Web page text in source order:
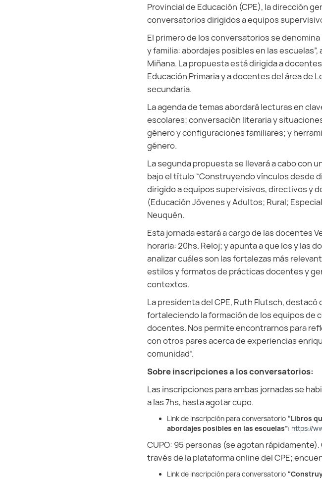
Provincial de Educación (CPE), la dirección
conversatorios dirigidos a equipos
El primero de los conversatorios se
y familia: abordajes posibles en las
Miñana. La propuesta está dirigida a
Educación Primaria y a docentes del área de
secundaria.
La agenda de temas abordará lecturas en
escolares; conversación literaria y
género y configuraciones familiares; y
género.
La segunda propuesta se llevará a cabo con
bajo el título “Construyendo vínculos desde
dirigido a equipos supervisivos, directivos y
(Educación Jóvenes y Adultos; Rural;
Neuquén.
Esta jornada estará a cargo de las docentes
horaria: 20hs. Reloj; y apunta a que los y las
analizar cuáles son las fortalezas más
estilos y formatos de prácticas docentes y
contextos.
La presidenta del CPE, Ruth Flutsch,
fortaleciendo la formación de los equipos de
docentes. Nos permite encontrarnos para
con otros pares acerca de experiencias
comunidad”.
Sobre inscripciones a los conversatorios:
Las inscripciones para ambas jornadas se
a las 7hs, hasta agotar cupo.
Link de inscripción para conversatorio “Libros
abordajes posibles en las escuelas”: https://
CUPO: 95 personas (se agotan
través de la plataforma online del CPE;
Link de inscripción para conversatorio